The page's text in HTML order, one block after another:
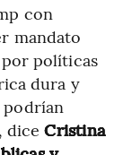
con
mandato
por políticas
dura y
diceCristina